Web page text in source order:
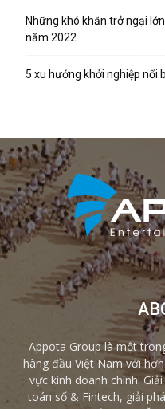
Những khó khăn trở ngại
năm 2022
5 xu hướng khởi nghiệp nổi
Appota Group là một
hàng đầu Việt Nam với
vực kinh doanh chính:
toán số & Fintech, giải